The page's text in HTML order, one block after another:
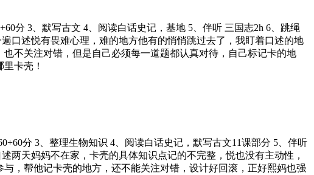
分 3、默写古文 4、阅读白话史记，基地 5、伴听 三国志2h 6、跳绳
口述悦有畏难心理，难的地方他有的悄悄跳过去了，我盯着口述的地
不关注对错，但是自己必须每一道题都认真对待，自己标记卡的地
卡壳！
分 3、整理生物知识 4、阅读白话史记，默写古文11课部分 5、伴听
两天妈妈不在家，卡壳的具体知识点记的不完整，悦也没有主动性，
，帮他记卡壳的地方，还不能关注对错，设计好回滚，正好熙妈也强